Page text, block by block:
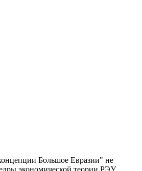
Большое Евразии" не
экономической теории РЭУ